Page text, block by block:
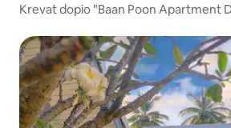
Krevat dopio "Baan Poon Apartment